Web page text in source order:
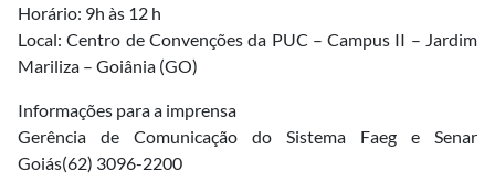
Horário: 9h às 12 h
Local: Centro de Convenções da PUC – Campus II – Jardim
Mariliza – Goiânia (GO)
Informações para a imprensa
Gerência de Comunicação do Sistema Faeg e Senar
Goiás(62) 3096-2200